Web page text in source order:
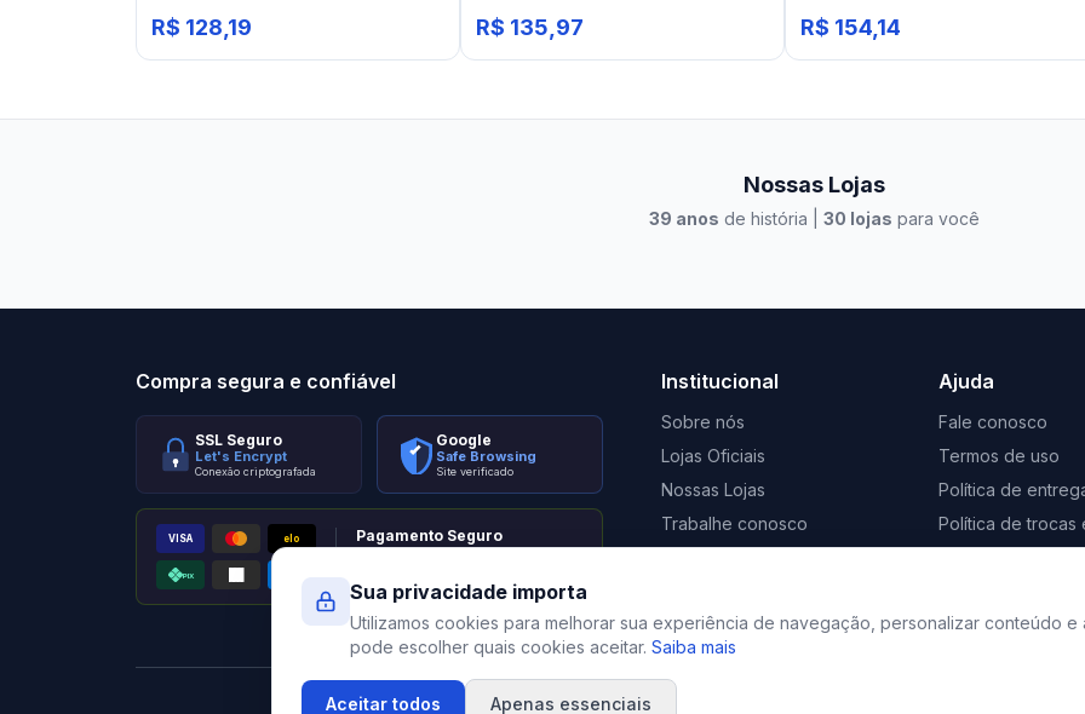
R$ 128,19 R$ 135,97 R$ 154,14
Nossas Lojas
39 anos de história | 30 lojas para você
Elevato Xangri-Lá
Compra segura e confiável
SSL Seguro
Let's Encrypt
Conexão criptografada
Google
Safe Browsing
Site verificado
VISA elo
PIX
Pagamento Seguro
Institucional
Sobre nós
Lojas Oficiais
Nossas Lojas
Trabalhe conosco
Ajuda
Fale conosco
Termos de uso
Política de
Política de trocas
Sua privacidade importa
Utilizamos cookies para melhorar sua experiência de navegação, personalizar conteúdo e
pode escolher quais cookies aceitar. Saiba mais
Aceitar todos Apenas essenciais